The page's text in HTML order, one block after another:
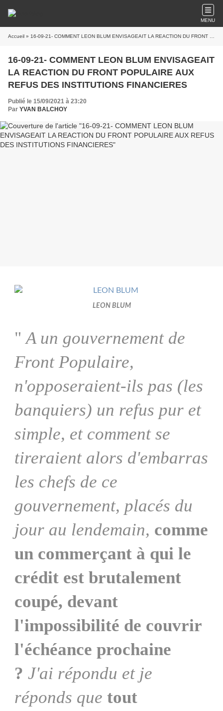
MENU
Accueil » 16-09-21- COMMENT LEON BLUM ENVISAGEAIT LA REACTION DU FRONT POPULAIRE AUX REFUS DES INSTITUTIONS FINANCIERES
16-09-21- COMMENT LEON BLUM ENVISAGEAIT
LA REACTION DU FRONT POPULAIRE AUX
REFUS DES INSTITUTIONS FINANCIERES
Publié le 15/09/2021 à 23:20
Par YVAN BALCHOY
LEON BLUM
"A un gouvernement de
Front Populaire,
n'opposeraient-ils pas (les
banquiers) un refus pur et
simple, et comment se
tireraient alors d'embarras
les chefs de ce
gouvernement, placés du
jour au lendemain, comme
un commerçant à qui le
crédit est brutalement
coupé, devant
l'impossibilité de couvrir
l'échéance prochaine
? J'ai répondu et je
réponds que tout